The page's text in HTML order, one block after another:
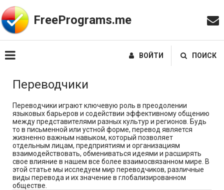
FreePrograms.me
ВОЙТИ ПОИСК
Переводчики
Переводчики играют ключевую роль в преодолении
языковых барьеров и содействии эффективному общению
между представителями разных культур и регионов. Будь
то в письменной или устной форме, перевод является
жизненно важным навыком, который позволяет
отдельным лицам, предприятиям и организациям
взаимодействовать, обмениваться идеями и расширять
свое влияние в нашем все более взаимосвязанном мире. В
этой статье мы исследуем мир переводчиков, различные
виды перевода и их значение в глобализированном
обществе.